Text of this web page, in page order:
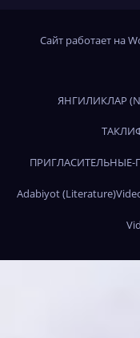
Сайт работает на
ЯНГИЛИКЛАР
Adabiyot (Literature)